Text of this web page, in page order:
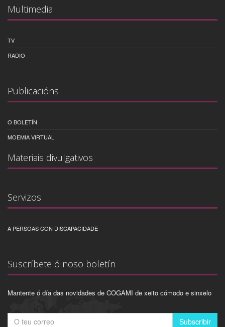
Multimedia
TV
RADIO
Publicacións
O BOLETÍN
MOEMIA VIRTUAL
Materiais divulgativos
Servizos
A PERSOAS CON DISCAPACIDADE
Suscríbete ó noso boletín
Mantente ó día das novidades de COGAMI de xeito cómodo e sinxelo
Subscribir